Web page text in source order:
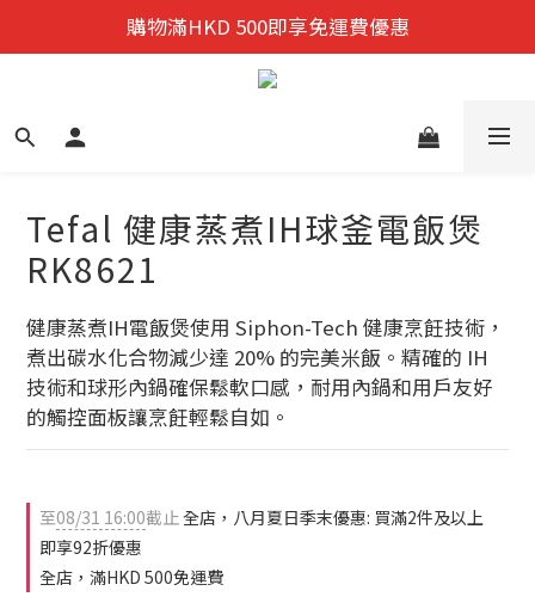
迎新禮遇:  新會員首次購物 尊享全單9折優惠!
購物滿HKD 500即享免運費優惠
迎新禮遇:  新會員首次購物 尊享全單9折優惠!
Tefal 健康蒸煮IH球釜電飯煲
RK8621
健康蒸煮IH電飯煲使用 Siphon-Tech 健康烹飪技術，
煮出碳水化合物減少達 20% 的完美米飯。精確的 IH
技術和球形內鍋確保鬆軟口感，耐用內鍋和用戶友好
的觸控面板讓烹飪輕鬆自如。
至08/31 16:00截止全店，八月夏日季末優惠: 買滿2件及以上
即享92折優惠
全店，滿HKD 500免運費